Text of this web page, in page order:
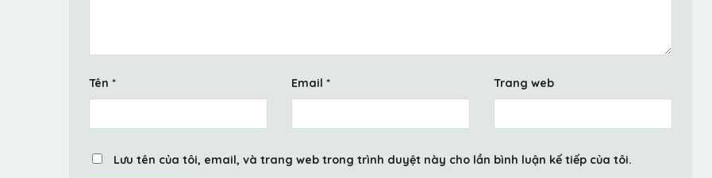
Tên * Email * Trang web
Lưu tên của tôi, email, và trang web trong trình duyệt này cho lần bình luận kế tiếp của tôi.